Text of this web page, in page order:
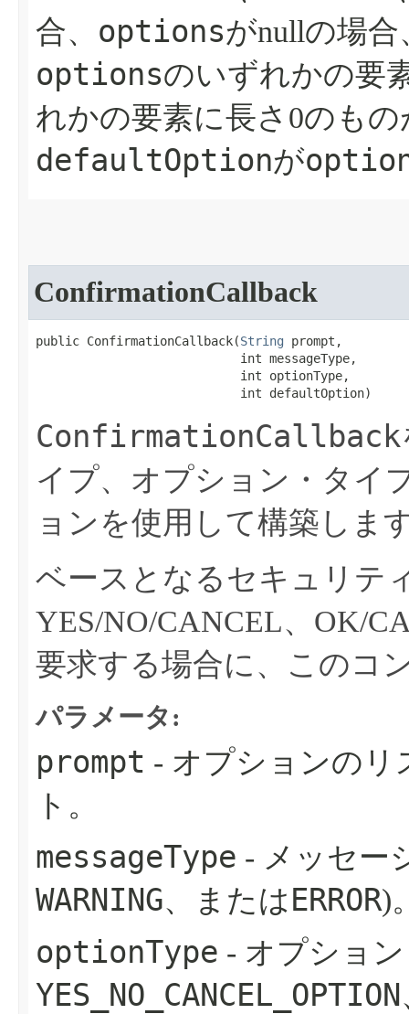
合、 optionsがnullの場合
optionsのいずれかの要
れかの要素に長さ0のも
defaultOptionが
ConfirmationCallback
public ConfirmationCallback​(String prompt,
                            int messageType,
                            int optionType,
                            int defaultOption)
ConfirmationCallback
イプ、オプション・タイ
ョンを使用して構築しま
ベースとなるセキュリテ
YES/NO/CANCEL、OK/
要求する場合に、このコ
パラメータ:
prompt - オプションのリ
ト。
messageType - メッセー
WARNING、またはERROR)
optionType - オプショ
YES_NO_CANCEL_OPTION